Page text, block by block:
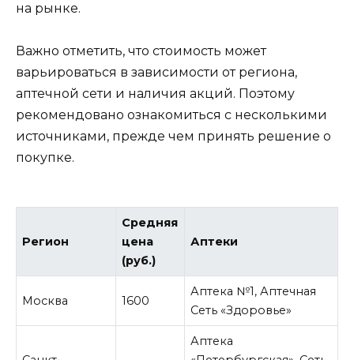
на рынке.
Важно отметить, что стоимость может
варьироваться в зависимости от региона,
аптечной сети и наличия акций. Поэтому
рекомендовано ознакомиться с несколькими
источниками, прежде чем принять решение о
покупке.
Регион
Средняя
цена
(руб.)
Аптеки
Москва 1600
Аптека №1, Аптечная
Сеть «Здоровье»
Аптека